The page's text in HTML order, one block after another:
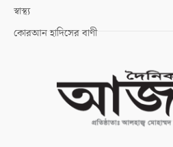
স্বাস্থ্য
কোরআন হাদিসের বাণী